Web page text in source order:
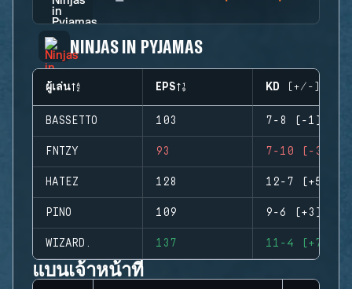
NINJAS IN PYJAMAS
ผู้เล่น EPS KD (+/-)
BASSETTO 103 7-8 (-1)
FNTZY 93 7-10 (-3)
HATEZ 128 12-7 (+5)
PINO 109 9-6 (+3)
WIZARD. 137 11-4 (+7)
แบนเจ้าหน้าที่